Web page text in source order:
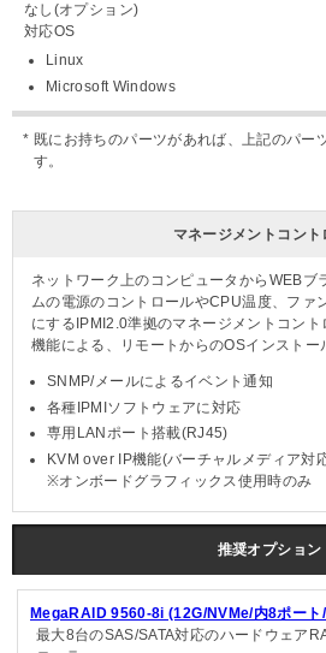
なし(オプション)
対応OS
Linux
Microsoft Windows
既にお持ちのパーツがあれば、上記のパー
す。
マネージメントコント
ネットワーク上のコンピュータからWEBブ
ムの電源のコントロールやCPU温度、ファ
にするIPMI2.0準拠のマネージメントコン
機能による、リモートからのOSインストー
SNMP/メールによるイベント通知
各種IPMIソフトウェアに対応
専用LANポート搭載(RJ45)
KVM over IP機能(バーチャルメディア対
※オンボードグラフィックス使用時のみ
推奨オプション
MegaRAID 9560-8i (12G/NVMe/内8ポート
最大8台のSAS/SATA対応のハードウェア